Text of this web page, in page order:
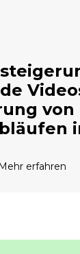
von
erfahren